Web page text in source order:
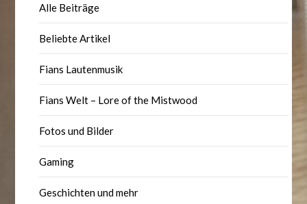
Alle Beiträge
Beliebte Artikel
Fians Lautenmusik
Fians Welt – Lore of the Mistwood
Fotos und Bilder
Gaming
Geschichten und mehr